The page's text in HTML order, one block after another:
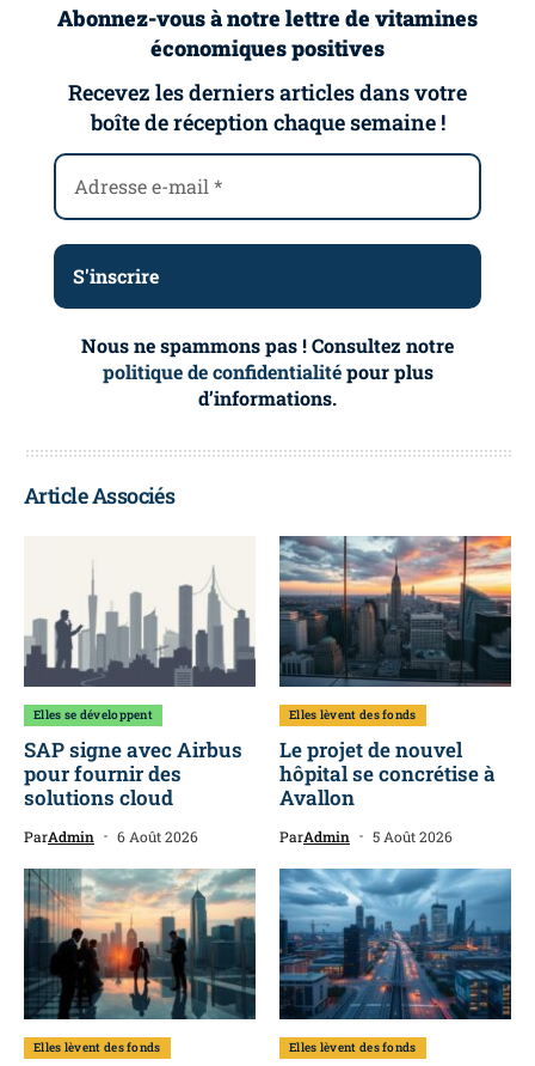
Abonnez-vous à notre lettre de vitamines
économiques positives
Recevez les derniers articles dans votre
boîte de réception chaque semaine !
Nous ne spammons pas ! Consultez notre
politique de confidentialitépour plus
d’informations.
Article Associés
Elles se développent
SAP signe avec Airbus
pour fournir des
solutions cloud
ParAdmin 6 Août 2026
Elles lèvent des fonds
Le projet de nouvel
hôpital se concrétise à
Avallon
ParAdmin 5 Août 2026
Elles lèvent des fonds Elles lèvent des fonds